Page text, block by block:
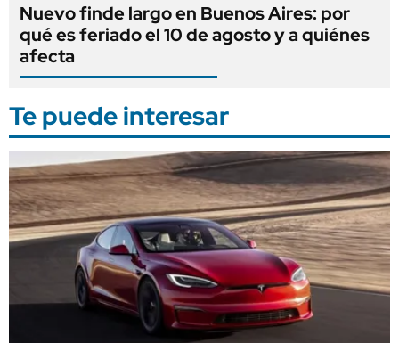
Nuevo finde largo en Buenos Aires: por
qué es feriado el 10 de agosto y a quiénes
afecta
Te puede interesar